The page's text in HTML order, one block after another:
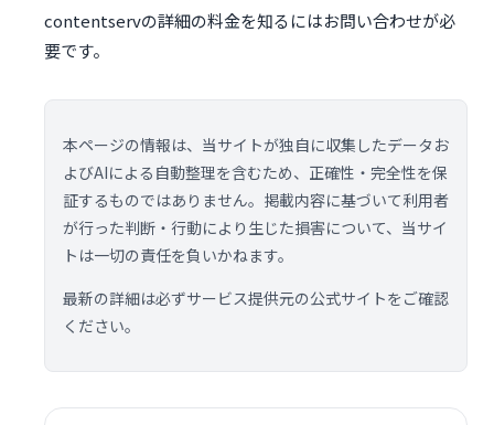
contentservの詳細の料金を知るにはお問い合わせが必
要です。
本ページの情報は、当サイトが独自に収集したデータお
よびAIによる自動整理を含むため、正確性・完全性を保
証するものではありません。掲載内容に基づいて利用者
が行った判断・行動により生じた損害について、当サイ
トは一切の責任を負いかねます。
最新の詳細は必ずサービス提供元の公式サイトをご確認
ください。